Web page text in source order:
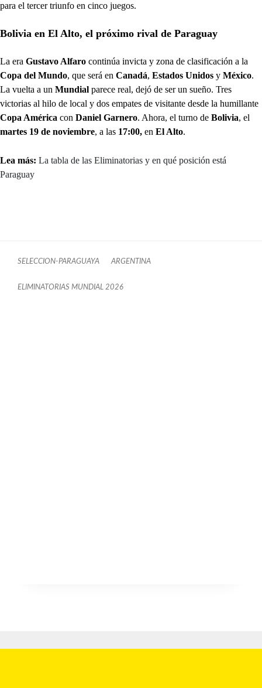
para el tercer triunfo en cinco juegos.
Bolivia en El Alto, el próximo rival de Paraguay
La era Gustavo Alfaro continúa invicta y zona de clasificación a la
Copa del Mundo, que será en Canadá, Estados Unidos y México.
La vuelta a un Mundial parece real, dejó de ser un sueño. Tres
victorias al hilo de local y dos empates de visitante desde la humillante
Copa América con Daniel Garnero. Ahora, el turno de Bolivia, el
martes 19 de noviembre, a las 17:00, en El Alto.
Lea más: La tabla de las Eliminatorias y en qué posición está
Paraguay
SELECCION-PARAGUAYA ARGENTINA
ELIMINATORIAS MUNDIAL 2026